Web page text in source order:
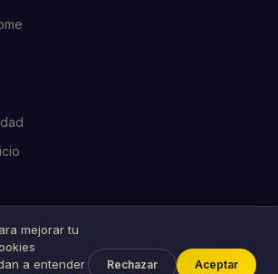
© 2026 birthday.tools
♥ para celebraciones en todo el mundo
mejorar tu
a entender
Rechazar Aceptar